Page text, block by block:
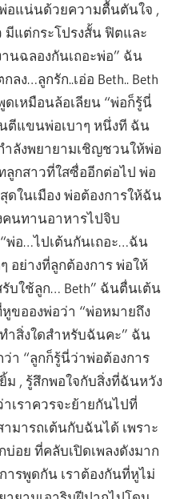
อแน่นด้วยความตื้นตันใจ ,
แต่กระโปรงสั้น ฟิตและ
านฉลองกันเถอะพ่อ” ฉัน
ง…ลูกรัก..เอ่อ Beth.. Beth
เหมือนล้อเลียน “พ่อก็รู้นี่
ตีแขนพ่อเบาๆ หนึ่งที ฉัน
ำลังพยายามเชิญชวนให้พ่อ
กสาวที่ใสซื่ออีกต่อไป พ่อ
ในเมือง พ่อต้องการให้ฉัน
คนทานอาหารไปจิบ
พ่อ…ไปเต้นกันเถอะ…ฉัน
อย่างที่ลูกต้องการ พ่อให้
บใช้ลูก… Beth” ฉันตื่นเต้น
ขอองพ่อว่า “พ่อหมายถึง
ำสิ่งใดสำหรับฉันคะ” ฉัน
า “ลูกก็รู้นี่ว่าพ่อต้องการ
, รู้สึกพอใจกับสิ่งที่ฉันหวัง
เราควรจะย้ายกันไปที่
มารถเต้นกับฉันได้ เพราะ
บ่อย ที่คลับเปิดเพลงดังมาก
ารพูดกัน เราต้องกันที่หูไม่